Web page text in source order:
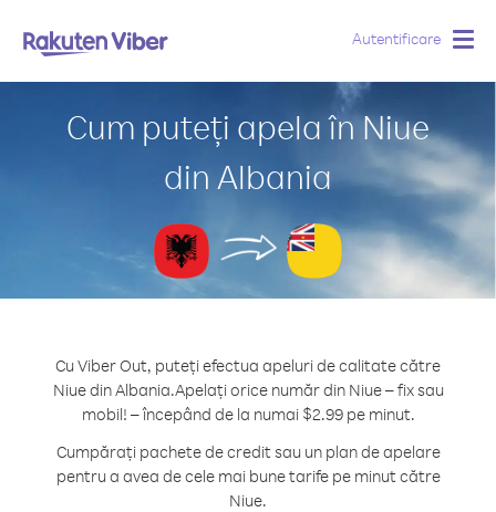
Autentificare
Cum puteți apela în Niue
din Albania
Cu Viber Out, puteți efectua apeluri de calitate către
Niue din Albania.Apelați orice număr din Niue – fix sau
mobil! – începând de la numai $2.99 pe minut.
Cumpărați pachete de credit sau un plan de apelare
pentru a avea de cele mai bune tarife pe minut către
Niue.